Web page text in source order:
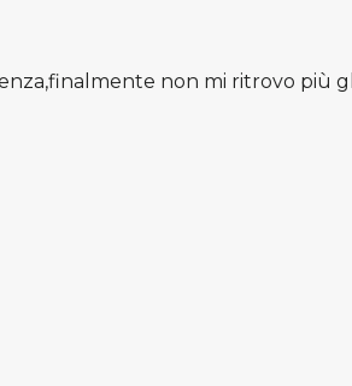
non mi ritrovo più